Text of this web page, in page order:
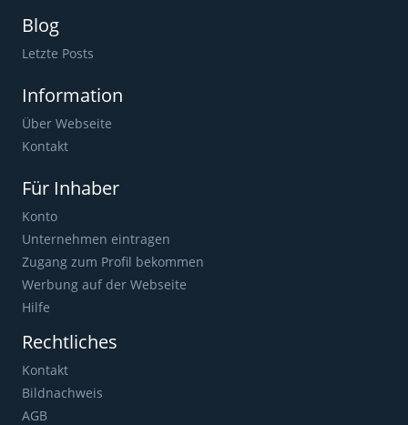
Blog
Letzte Posts
Information
Über Webseite
Kontakt
Für Inhaber
Konto
Unternehmen eintragen
Zugang zum Profil bekommen
Werbung auf der Webseite
Hilfe
Rechtliches
Kontakt
Bildnachweis
AGB